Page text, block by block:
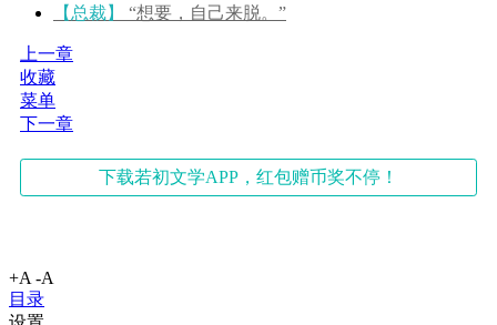
【总裁】
“想要，自己来脱。”
上一章
收藏
菜单
下一章
下载若初文学APP，红包赠币奖不停！
+A -A
目录